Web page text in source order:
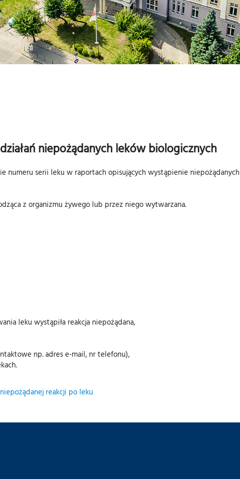
niepożądanych leków biologicznych
numeru serii leku w raportach opisujących wystąpienie
z organizmu żywego lub przez niego wytwarzana.
leku wystąpiła reakcja niepożądana,
np. adres e-mail, nr telefonu),
reakcji po leku